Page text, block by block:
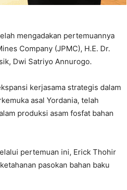
mengadakan pertemuannya
Company (JPMC), H.E. Dr.
Dwi Satriyo Annurogo.
kerjasama strategis dalam
asal Yordania, telah
produksi asam fosfat bahan
pertemuan ini, Erick Thohir
pasokan bahan baku